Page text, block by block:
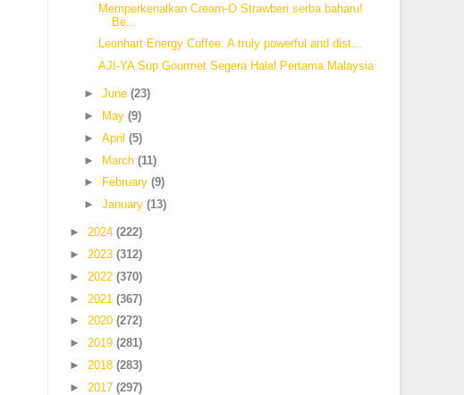
Memperkenalkan Cream-O Strawberi serba baharu!
Be...
Leonhart Energy Coffee: A truly powerful and dist...
AJI-YA Sup Gourmet Segera Halal Pertama Malaysia
► June (23)
►
May (9)
► April (5)
► March (11)
►
February (9)
► January (13)
►2024(222)
►2023(312)
► 2022(370)
► 2021(367)
►2020(272)
►2019(281)
► 2018(283)
► 2017(297)